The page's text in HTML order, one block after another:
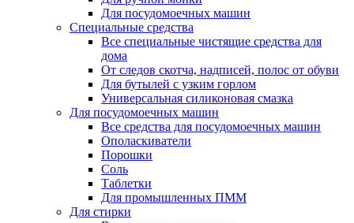
Для посудомоечных машин
Специальные средства
Все специальные чистящие средства для
дома
От следов скотча, надписей, полос от обуви
Для бутылей с узким горлом
Универсальная силиконовая смазка
Для посудомоечных машин
Все средства для посудомоечных машин
Ополаскиватели
Порошки
Соль
Таблетки
Для промышленных ПММ
Для стирки